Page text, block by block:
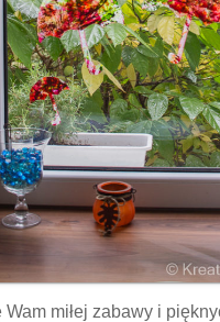
Wam miłej zabawy i